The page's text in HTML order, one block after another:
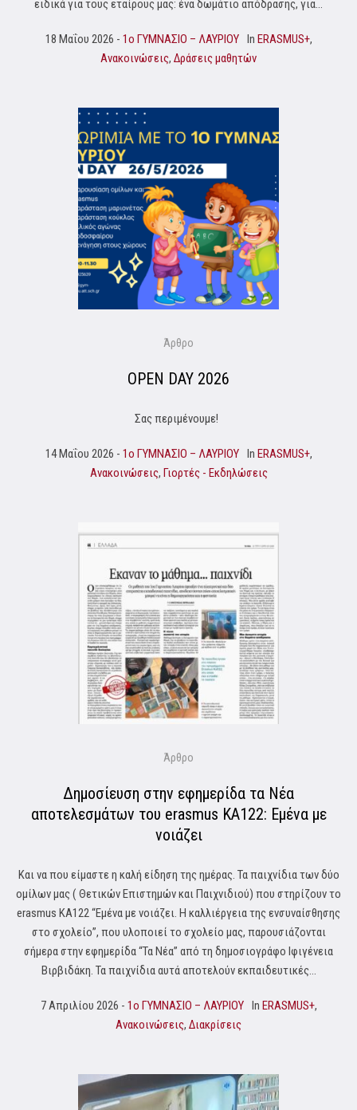
ειδικά για τους εταίρους μας: ένα δωμάτιο απόδρασης, για...
18 Μαΐου 2026 1o ΓΥΜΝΑΣΙΟ – ΛΑΥΡΙΟΥ In ERASMUS+,
Ανακοινώσεις, Δράσεις μαθητών
Άρθρο
OPEN DAY 2026
Σας περιμένουμε!
14 Μαΐου 2026 1o ΓΥΜΝΑΣΙΟ – ΛΑΥΡΙΟΥ In ERASMUS+,
Ανακοινώσεις, Γιορτές - Εκδηλώσεις
Άρθρο
Δημοσίευση στην εφημερίδα τα Νέα
αποτελεσμάτων του erasmus KA122: Εμένα με
νοιάζει
Και να που είμαστε η καλή είδηση της ημέρας. Τα παιχνίδια των δύο
ομίλων μας ( Θετικών Επιστημών και Παιχνιδιού) που στηρίζουν το
erasmus ΚΑ122 “Εμένα με νοιάζει. Η καλλιέργεια της ενσυναίσθησης
στο σχολείο”, που υλοποιεί το σχολείο μας, παρουσιάζονται
σήμερα στην εφημερίδα “Τα Νέα” από τη δημοσιογράφο Ιφιγένεια
Βιρβιδάκη. Τα παιχνίδια αυτά αποτελούν εκπαιδευτικές...
7 Απριλίου 2026 1o ΓΥΜΝΑΣΙΟ – ΛΑΥΡΙΟΥ In ERASMUS+,
Ανακοινώσεις, Διακρίσεις